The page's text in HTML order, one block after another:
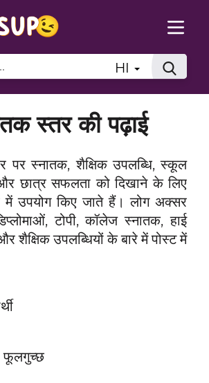
HI
स्तर की पढ़ाई
पर स्नातक, शैक्षिक उपलब्धि, स्कूल
छात्र सफलता को दिखाने के लिए
उपयोग किए जाते हैं। लोग अक्सर
टोपी, कॉलेज स्नातक, हाई
शैक्षिक उपलब्धियों के बारे में पोस्ट में